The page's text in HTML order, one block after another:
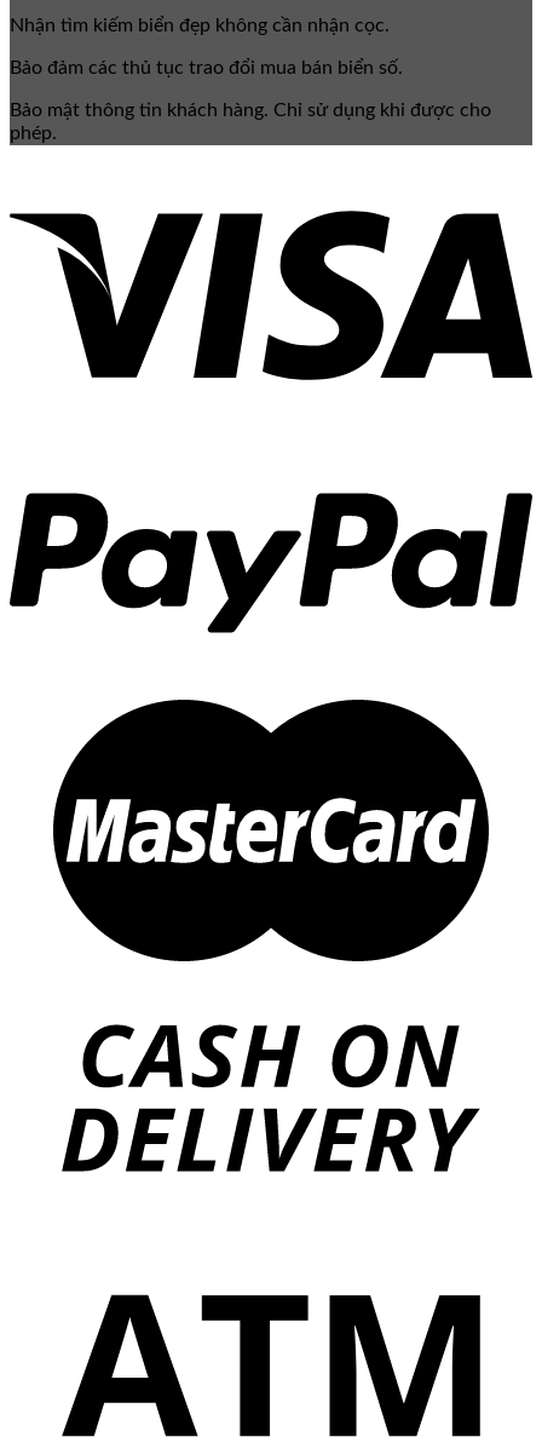
Nhận tìm kiếm biển đẹp không cần nhận cọc.
Bảo đảm các thủ tục trao đổi mua bán biển số.
Bảo mật thông tin khách hàng. Chỉ sử dụng khi được cho
phép.